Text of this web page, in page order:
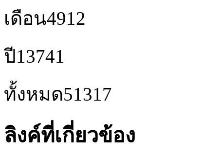
เดือน4912
ปี13741
ทั้งหมด51317
ลิงค์ที่เกี่ยวข้อง